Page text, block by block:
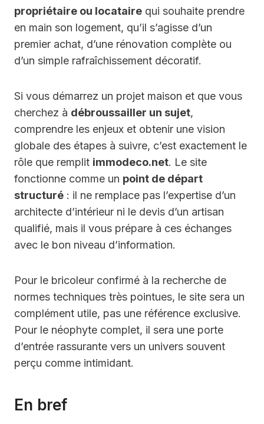
propriétaire ou locataire qui souhaite prendre
en main son logement, qu’il s’agisse d’un
premier achat, d’une rénovation complète ou
d’un simple rafraîchissement décoratif.
Si vous démarrez un projet maison et que vous
cherchez à débroussailler un sujet,
comprendre les enjeux et obtenir une vision
globale des étapes à suivre, c’est exactement le
rôle que remplit immodeco.net. Le site
fonctionne comme un point de départ
structuré : il ne remplace pas l’expertise d’un
architecte d’intérieur ni le devis d’un artisan
qualifié, mais il vous prépare à ces échanges
avec le bon niveau d’information.
Pour le bricoleur confirmé à la recherche de
normes techniques très pointues, le site sera un
complément utile, pas une référence exclusive.
Pour le néophyte complet, il sera une porte
d’entrée rassurante vers un univers souvent
perçu comme intimidant.
En bref